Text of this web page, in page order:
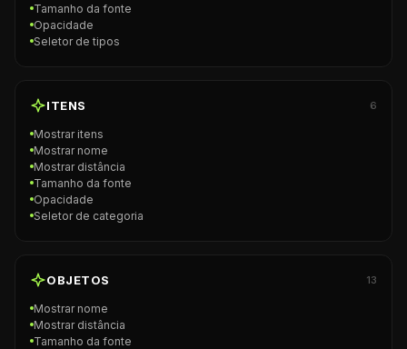
Tamanho da fonte
Opacidade
Seletor de tipos
ITENS 6
Mostrar itens
Mostrar nome
Mostrar distância
Tamanho da fonte
Opacidade
Seletor de categoria
OBJETOS 13
Mostrar nome
Mostrar distância
Tamanho da fonte